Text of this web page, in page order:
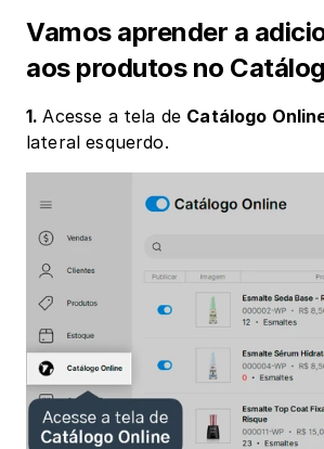
Vamos aprender a
aos produtos no
1. Acesse a tela de Catálogo
lateral esquerdo.